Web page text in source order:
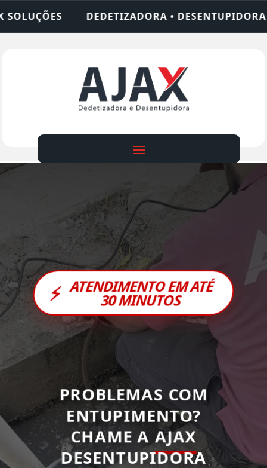
• DESENTUPIDORA • LIMPEZA DE FOSSA •
⚡ ATENDIMENTO EM ATÉ
30 MINUTOS
PROBLEMAS COM
ENTUPIMENTO?
CHAME A AJAX
DESENTUPIDORA